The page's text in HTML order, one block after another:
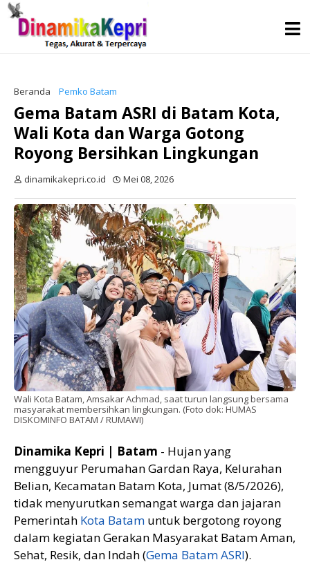
Beranda Pemko Batam
Gema Batam ASRI di Batam Kota,
Wali Kota dan Warga Gotong
Royong Bersihkan Lingkungan
dinamikakepri.co.id Mei 08, 2026
Wali Kota Batam, Amsakar Achmad, saat turun langsung bersama
masyarakat membersihkan lingkungan. (Foto dok: HUMAS
DISKOMINFO BATAM / RUMAWI)
Dinamika Kepri | Batam - Hujan yang
mengguyur Perumahan Gardan Raya, Kelurahan
Belian, Kecamatan Batam Kota, Jumat (8/5/2026),
tidak menyurutkan semangat warga dan jajaran
Pemerintah Kota Batam untuk bergotong royong
dalam kegiatan Gerakan Masyarakat Batam Aman,
Sehat, Resik, dan Indah (Gema Batam ASRI).